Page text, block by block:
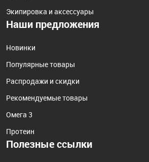
Экипировка и аксессуары
Наши предложения
Новинки
Популярные товары
Распродажи и скидки
Рекомендуемые товары
Омега 3
Протеин
Полезные ссылки